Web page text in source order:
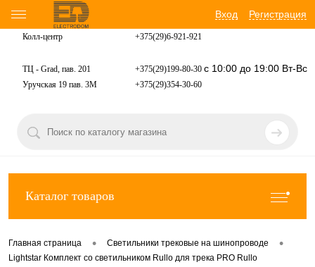
Вход Регистрация
Колл-центр +375(29)6-921-921
ТЦ - Grad, пав. 201 +375(29)199-80-30 с 10:00 до 19:00 Вт-Вс
Уручская 19 пав. 3М +375(29)354-30-60
Каталог товаров
Главная страница • Светильники трековые на шинопроводе •
Lightstar Комплект со светильником Rullo для трека PRO Rullo